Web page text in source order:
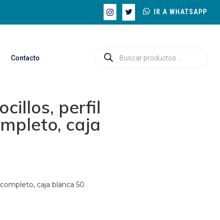
IR A WHATSAPP
Contacto
perfil
caja
caja blanca 50